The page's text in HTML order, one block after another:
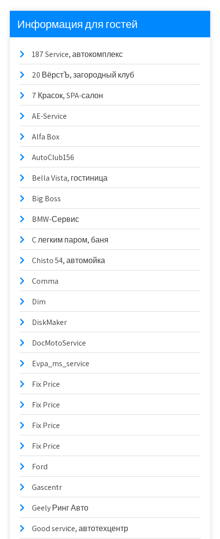
Информация для гостей
187 Service, автокомплекс
20 ВёрстЪ, загородный клуб
7 Красок, SPA-салон
AE-Service
Alfa Box
AutoClub156
Bella Vista, гостиница
Big Boss
BMW-Сервис
C легким паром, баня
Chisto 54, автомойка
Comma
Dim
DiskMaker
DocMotoService
Evpa_ms_service
Fix Price
Fix Price
Fix Price
Fix Price
Ford
Gascentr
Geely Ринг Авто
Good serviсe, автотехцентр